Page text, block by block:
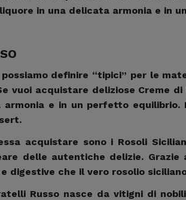
in una delicata armonia e in
definire “tipici” per le
vuoi acquistare deliziose Creme
e in un perfetto
acquistare sono i Rosoli
delle autentiche delizie.
che il vero rosolio
Russo nasce da vitigni di